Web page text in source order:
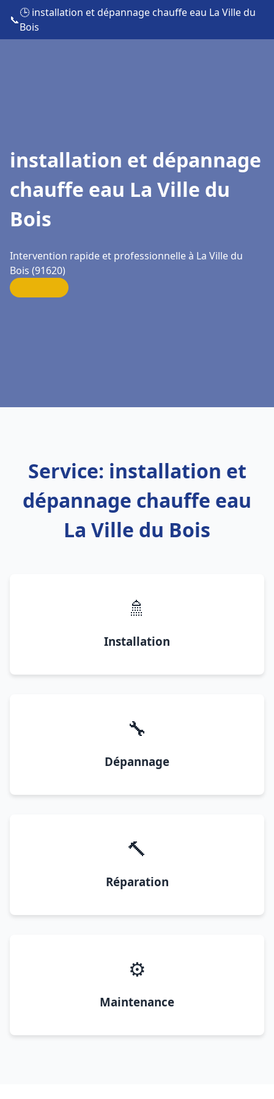
📞
🕒 installation et dépannage chauffe eau La Ville du
Bois
installation et dépannage
chauffe eau La Ville du
Bois
Intervention rapide et professionnelle à La Ville du
Bois (91620)
Service: installation et
dépannage chauffe eau
La Ville du Bois
🚿
Installation
🔧
Dépannage
🔨
Réparation
⚙️
Maintenance